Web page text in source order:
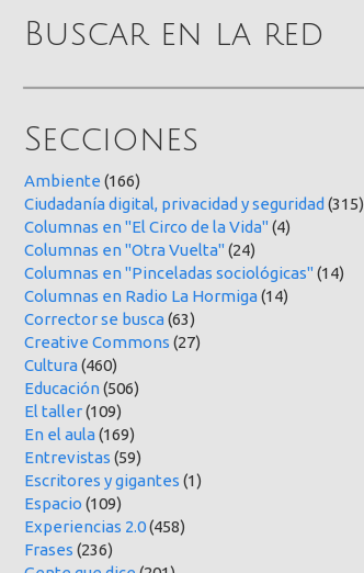
Buscar en la red
Secciones
Ambiente (166)
Ciudadanía digital, privacidad y seguridad (315)
Columnas en "El Circo de la Vida"(4)
Columnas en "Otra Vuelta"(24)
Columnas en "Pinceladas sociológicas"(14)
Columnas en Radio La Hormiga(14)
Corrector se busca(63)
Creative Commons (27)
Cultura(460)
Educación(506)
El taller(109)
En el aula(169)
Entrevistas (59)
Escritores y gigantes (1)
Espacio (109)
Experiencias 2.0(458)
Frases (236)